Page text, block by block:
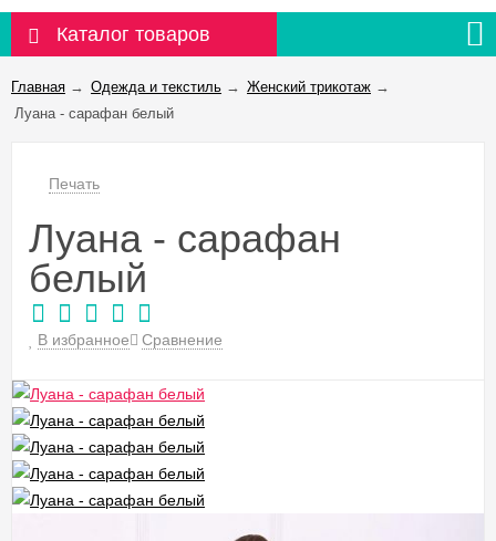
Каталог товаров
Главная → Одежда и текстиль → Женский трикотаж →
Луана - сарафан белый
Печать
Луана - сарафан
белый
В избранное Сравнение